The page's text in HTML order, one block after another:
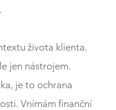
života klienta.
jen nástrojem.
je to ochrana
Vnímám finanční